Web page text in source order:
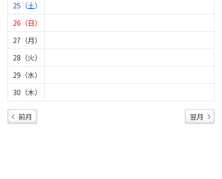
25（土）
26（日）
27（月）
28（火）
29（水）
30（木）
前月 翌月